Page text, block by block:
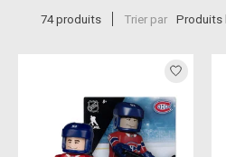
74 produits Trier par Produits